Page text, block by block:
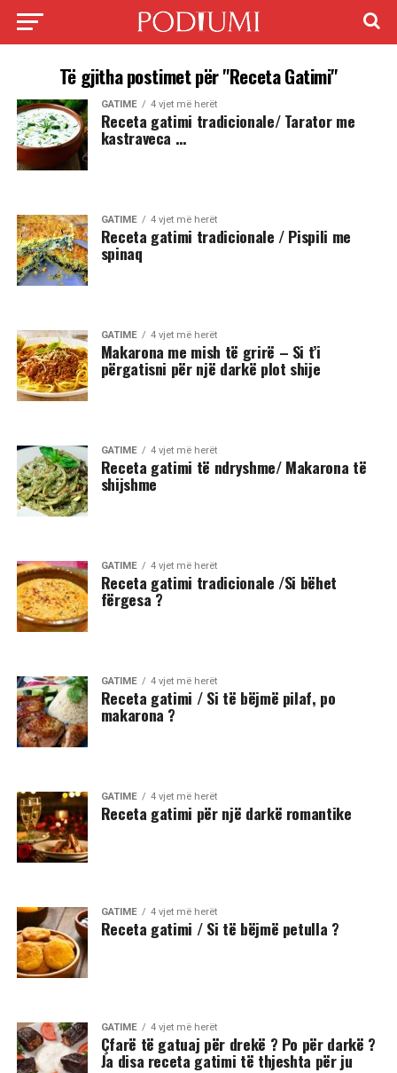
Të gjitha postimet për "Receta Gatimi"
GATIME 4 vjet më herët
Receta gatimi tradicionale/ Tarator me
kastraveca …
GATIME 4 vjet më herët
Receta gatimi tradicionale / Pispili me
spinaq
GATIME 4 vjet më herët
Makarona me mish të grirë – Si t’i
përgatisni për një darkë plot shije
GATIME 4 vjet më herët
Receta gatimi të ndryshme/ Makarona të
shijshme
GATIME 4 vjet më herët
Receta gatimi tradicionale /Si bëhet
fërgesa ?
GATIME 4 vjet më herët
Receta gatimi / Si të bëjmë pilaf, po
makarona ?
GATIME 4 vjet më herët
Receta gatimi për një darkë romantike
GATIME 4 vjet më herët
Receta gatimi / Si të bëjmë petulla ?
GATIME 4 vjet më herët
Çfarë të gatuaj për drekë ? Po për darkë ?
Ja disa receta gatimi të thjeshta për ju